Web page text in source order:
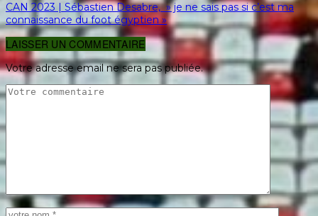
CAN 2023 | Sébastien Desabre, » je ne sais pas si c’est ma
connaissance du foot égyptien »
LAISSER UN COMMENTAIRE
Votre adresse email ne sera pas publiée.